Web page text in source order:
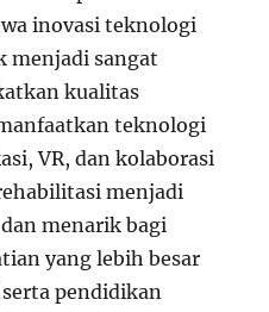
inovasi teknologi
menjadi sangat
kualitas
teknologi
VR, dan kolaborasi
menjadi
menarik bagi
yang lebih besar
pendidikan